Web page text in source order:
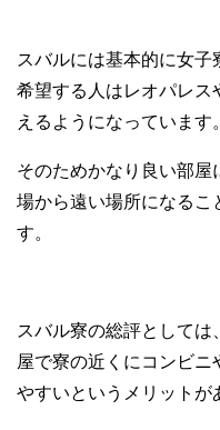
スバルには基本的に女
希望する人はレオパレス
えるようになっています。
そのためかなり良い部屋
場から遠い場所になるこ
す。
スバル寮の総評として
屋で寮の近くにコンビ
やすいというメリットが